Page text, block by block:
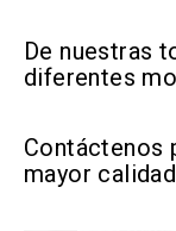
De nuestras
diferentes
Contáctenos
mayor